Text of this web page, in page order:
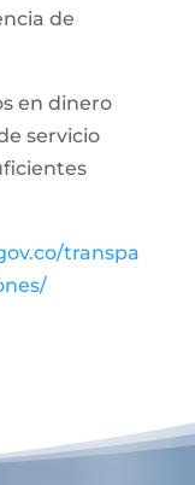
de
en dinero
servicio
transpa